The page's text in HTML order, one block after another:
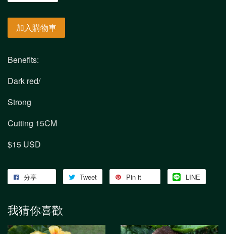
加入購物車
Benefits:
Dark red/
Strong
Cutting 15CM
$15 USD
分享 Tweet Pin it LINE
我猜你喜歡